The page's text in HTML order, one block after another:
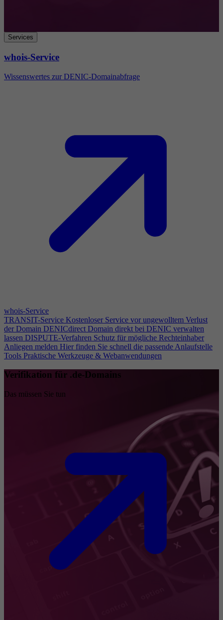
Services
whois-Service
Wissenswertes zur DENIC-Domainabfrage
whois-Service
TRANSIT-Service Kostenloser Service vor ungewolltem Verlust
der Domain DENICdirect Domain direkt bei DENIC verwalten
lassen DISPUTE-Verfahren Schutz für mögliche Rechteinhaber
Anliegen melden Hier finden Sie schnell die passende Anlaufstelle
Tools Praktische Werkzeuge & Webanwendungen
Verifikation für .de-Domains
Das müssen Sie tun